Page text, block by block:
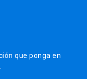
que ponga en